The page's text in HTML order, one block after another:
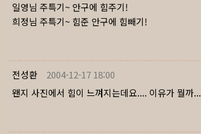
일영님 주특기~ 안구에 힘주기!
희정님 주특기~ 힘준 안구에 힘빼기!
전성환
2004-12-17 18:00
왠지 사진에서 힘이 느껴지는데요.... 이유가 뭘까...